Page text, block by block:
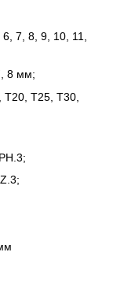
7, 8, 9, 10, 11,
8 мм;
T20, T25, T30,